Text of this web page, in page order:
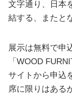
文字通り、日本
結する、またと
展示は無料で申
「WOOD
サイトから申込
席に限りはある